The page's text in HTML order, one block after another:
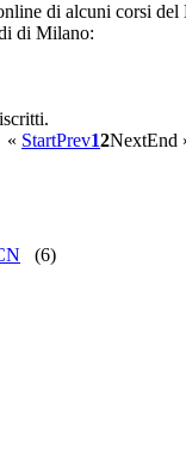
di alcuni corsi
di Milano:
« StartPrev12NextEnd
(6)